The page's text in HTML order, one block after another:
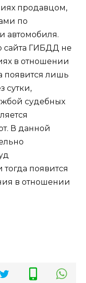
продавцом,
по
автомобиля.
сайта ГИБДД не
в отношении
появится лишь
сутки,
судебных
В данной
появится
в отношении